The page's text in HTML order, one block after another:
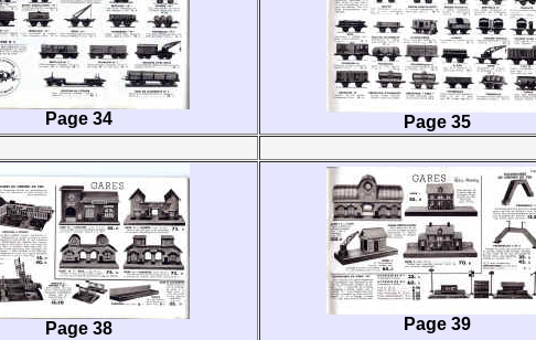
Page 34 Page 35
Page 38 Page 39